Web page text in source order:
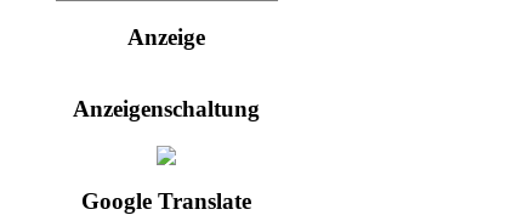
Anzeige
Anzeigenschaltung
Google Translate